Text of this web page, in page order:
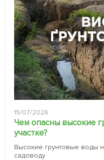
15/07/2026
Чем опасны высокие
участке?
Высокие грунтовые воды
садоводу